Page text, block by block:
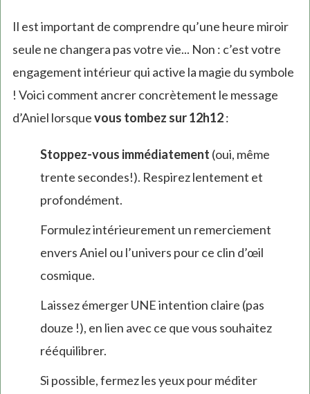
Il est important de comprendre qu’une heure miroir
seule ne changera pas votre vie... Non : c’est votre
engagement intérieur qui active la magie du symbole
! Voici comment ancrer concrètement le message
d’Aniel lorsquevous tombez sur 12h12:
Stoppez-vous immédiatement (oui, même
trente secondes!). Respirez lentement et
profondément.
Formulez intérieurement un remerciement
envers Aniel ou l’univers pour ce clin d’œil
cosmique.
Laissez émerger UNE intention claire (pas
douze !), en lien avec ce que vous souhaitez
rééquilibrer.
Si possible, fermez les yeux pour méditer